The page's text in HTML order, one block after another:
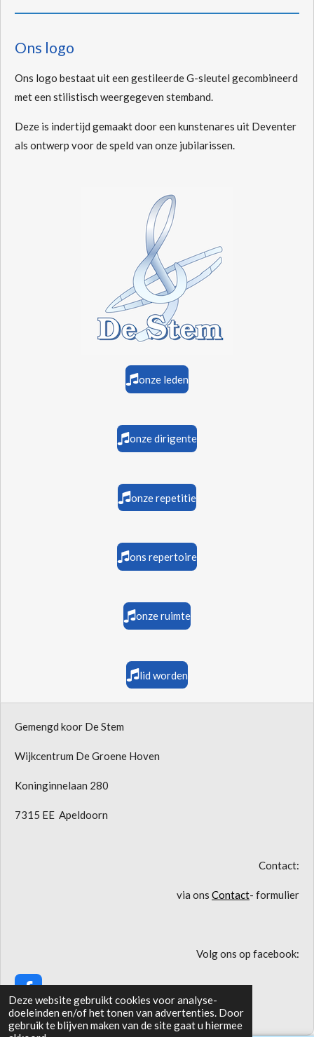
Deze website gebruikt cookies voor analyse-
doeleinden en/of het tonen van advertenties. Door
gebruik te blijven maken van de site gaat u hiermee
Ons logo
Ons logo bestaat uit een gestileerde G-sleutel gecombineerd
met een stilistisch weergegeven stemband.
Deze is indertijd gemaakt door een kunstenares uit Deventer
als ontwerp voor de speld van onze jubilarissen.
onze leden
onze dirigente
onze repetitie
ons repertoire
onze ruimte
lid worden
Gemengd koor De Stem
Wijkcentrum De Groene Hoven
Koninginnelaan 280
7315 EE Apeldoorn
Contact:
via ons Contact- formulier
Volg ons op facebook:
a
c
e
© 2026 Gemengd koor De Stem